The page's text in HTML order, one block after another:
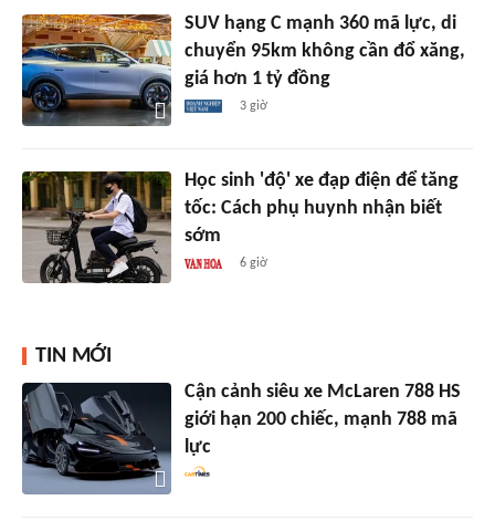
SUV hạng C mạnh 360 mã lực, di
chuyển 95km không cần đổ xăng,
giá hơn 1 tỷ đồng
3 giờ
Học sinh 'độ' xe đạp điện để tăng
tốc: Cách phụ huynh nhận biết
sớm
6 giờ
TIN MỚI
Cận cảnh siêu xe McLaren 788 HS
giới hạn 200 chiếc, mạnh 788 mã
lực